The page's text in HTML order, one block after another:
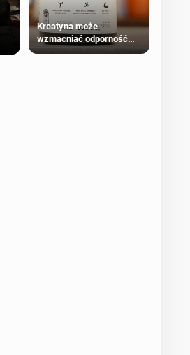
Kreatyna może
wzmacniać odporność
przeciw nowotworom